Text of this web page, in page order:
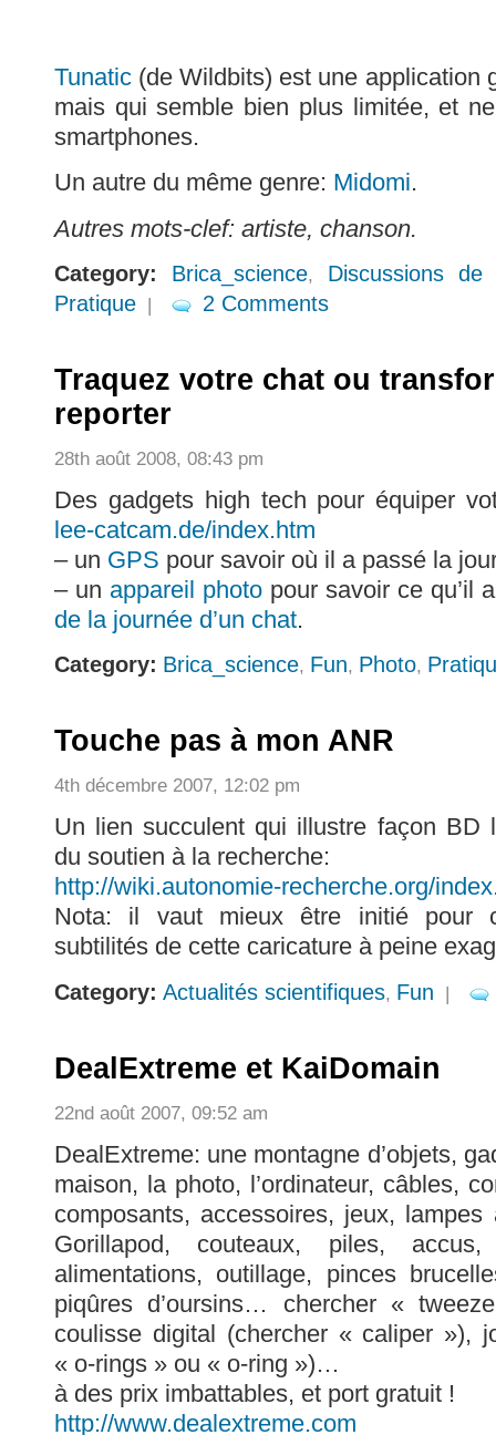
Tunatic (de Wildbits) est une application
mais qui semble bien plus limitée, et
smartphones.
Un autre du même genre: Midomi.
Autres mots-clef: artiste, chanson.
Category: Brica_science, Discussions de
Pratique | 2 Comments
Traquez votre chat ou
reporter
28th août 2008, 08:43 pm
Des gadgets high tech pour équiper
lee-catcam.de/index.htm
– un GPS pour savoir où il a passé la
– un appareil photopour savoir ce qu’il
de la journée d’un chat.
Category: Brica_science, Fun, Photo,
Touche pas à mon ANR
4th décembre 2007, 12:02 pm
Un lien succulent qui illustre façon BD
du soutien à la recherche:
http://wiki.autonomie-recherche.org/
Nota: il vaut mieux être initié pour
subtilités de cette caricature à peine
Category: Actualités scientifiques, Fun |
DealExtreme et KaiDomain
22nd août 2007, 09:52 am
DealExtreme: une montagne d’objets,
maison, la photo, l’ordinateur, câbles,
composants, accessoires, jeux,
Gorillapod, couteaux, piles, accus,
alimentations, outillage, pinces
piqûres d’oursins… chercher «
coulisse digital (chercher « caliper »),
« o-rings » ou « o-ring »)…
à des prix imbattables, et port gratuit !
http://www.dealextreme.com